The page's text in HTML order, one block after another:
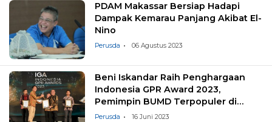
PDAM Makassar Bersiap Hadapi
Dampak Kemarau Panjang Akibat El-
Nino
Perusda 06 Agustus 2023
Beni Iskandar Raih Penghargaan
Indonesia GPR Award 2023,
Pemimpin BUMD Terpopuler di
Media
Perusda 16 Juni 2023